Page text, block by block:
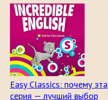
Easy Classics: почему эта
серия — лучший выбор